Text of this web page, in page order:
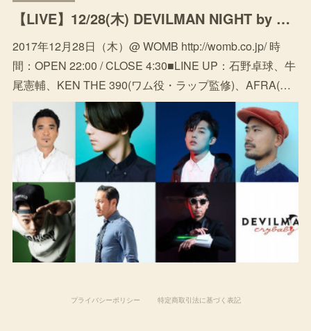
【LIVE】12/28(木) DEVILMAN NIGHT by NETFLIX @ WOMB (night)
2017年12月28日（木）@ WOMB http://womb.co.jp/ 時
間：OPEN 22:00 / CLOSE 4:30■LINE UP：石野卓球、牛
尾憲輔、KEN THE 390(ワム役・ラップ監修)、AFRA(…
プライバシーポリシー 特定商取引法に基づく表記